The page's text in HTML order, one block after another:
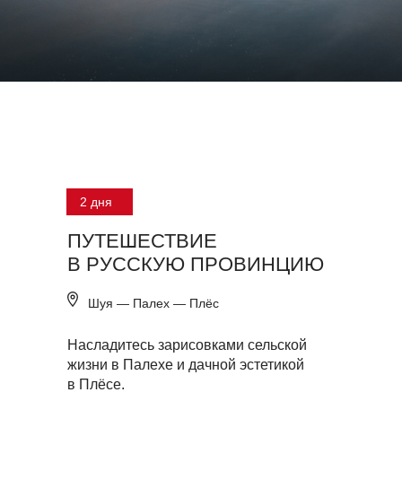
Насладитесь зарисовками сельской
жизни в Палехе и дачной эстетикой
в Плёсе.
ПУТЕШЕСТВИЕ
В РУССКУЮ ПРОВИНЦИЮ
2 дня
Шуя — Палех — Плёс